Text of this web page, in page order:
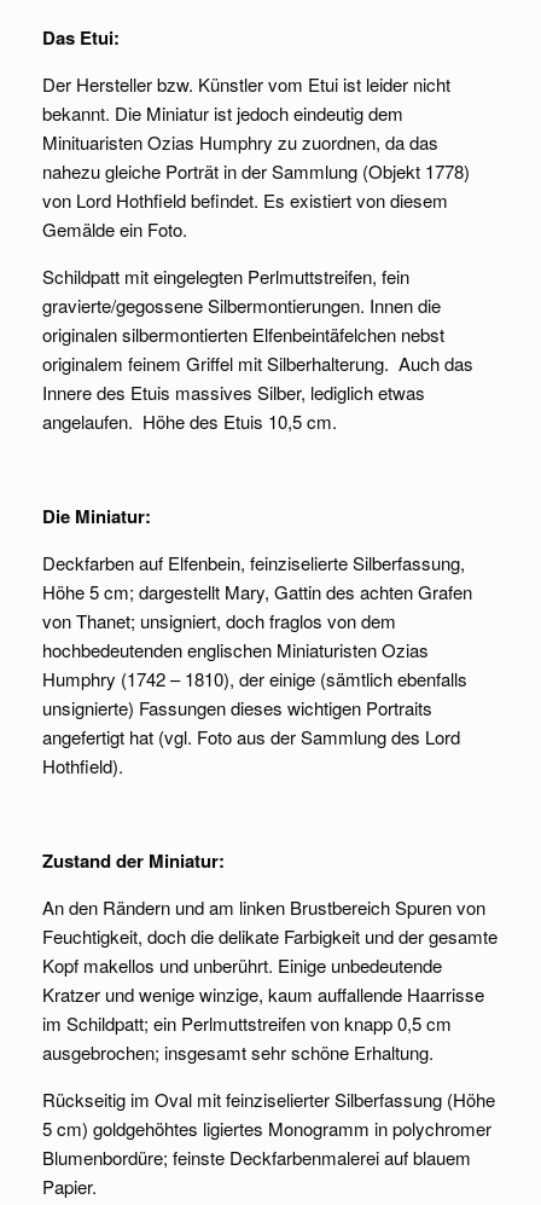
Das Etui:
Der Hersteller bzw. Künstler vom Etui ist leider nicht
bekannt. Die Miniatur ist jedoch eindeutig dem
Minituaristen Ozias Humphry zu zuordnen, da das
nahezu gleiche Porträt in der Sammlung (Objekt 1778)
von Lord Hothfield befindet. Es existiert von diesem
Gemälde ein Foto.
Schildpatt mit eingelegten Perlmuttstreifen, fein
gravierte/gegossene Silbermontierungen. Innen die
originalen silbermontierten Elfenbeintäfelchen nebst
originalem feinem Griffel mit Silberhalterung. Auch das
Innere des Etuis massives Silber, lediglich etwas
angelaufen. Höhe des Etuis 10,5 cm.
Die Miniatur:
Deckfarben auf Elfenbein, feinziselierte Silberfassung,
Höhe 5 cm; dargestellt Mary, Gattin des achten Grafen
von Thanet; unsigniert, doch fraglos von dem
hochbedeutenden englischen Miniaturisten Ozias
Humphry (1742 – 1810), der einige (sämtlich ebenfalls
unsignierte) Fassungen dieses wichtigen Portraits
angefertigt hat (vgl. Foto aus der Sammlung des Lord
Hothfield).
Zustand der Miniatur:
An den Rändern und am linken Brustbereich Spuren von
Feuchtigkeit, doch die delikate Farbigkeit und der gesamte
Kopf makellos und unberührt. Einige unbedeutende
Kratzer und wenige winzige, kaum auffallende Haarrisse
im Schildpatt; ein Perlmuttstreifen von knapp 0,5 cm
ausgebrochen; insgesamt sehr schöne Erhaltung.
Rückseitig im Oval mit feinziselierter Silberfassung (Höhe
5 cm) goldgehöhtes ligiertes Monogramm in polychromer
Blumenbordüre; feinste Deckfarbenmalerei auf blauem
Papier.